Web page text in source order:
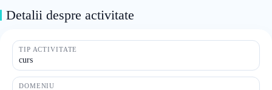
Detalii despre activitate
TIP ACTIVITATE
curs
DOMENIU